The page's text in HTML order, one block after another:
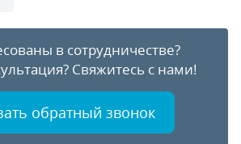
в сотрудничестве?
Свяжитесь с нами!
обратный звонок